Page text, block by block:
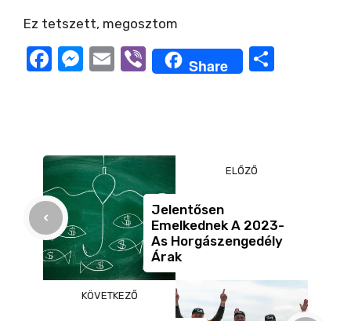
Ez tetszett, megosztom
F
b
o
o
k
M
n
g
er
E
Vi
Share
ELŐZŐ
Jelentősen
Emelkednek A 2023-
As Horgászengedély
Árak
KÖVETKEZŐ